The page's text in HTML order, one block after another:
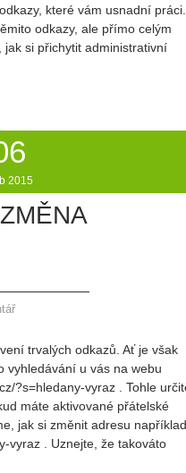
které vám usnadní práci.
odkazy, ale přímo celým
si přichytit administrativní
2015
trvalých odkazů. Ať je však
vyhledávání u vás na webu
?s=hledany-vyraz . Tohle
máte aktivované přátelské
jak si změnit adresu například
vyraz . Uznejte, že takováto